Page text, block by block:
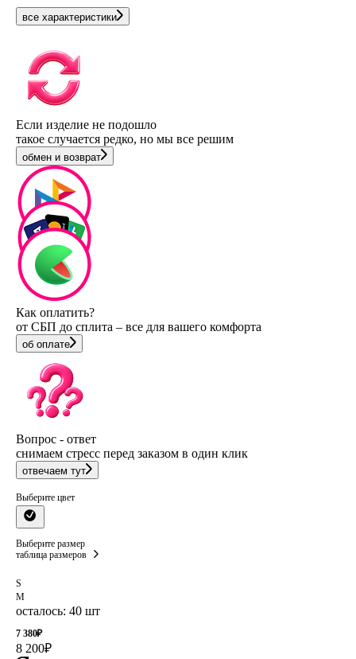
все характеристики
Если изделие не подошло
такое случается редко, но мы все решим
обмен и возврат
Как оплатить?
от СБП до сплита – все для вашего комфорта
об оплате
Вопрос - ответ
снимаем стресс перед заказом в один клик
отвечаем тут
Выберите цвет
Выберите размер
таблица размеров
S
M
осталось: 40 шт
7 380₽
8 200₽